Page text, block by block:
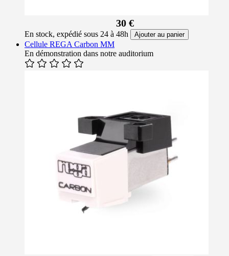
30 €
En stock, expédié sous 24 à 48h Ajouter au panier
Cellule REGA Carbon MM
En démonstration dans notre auditorium